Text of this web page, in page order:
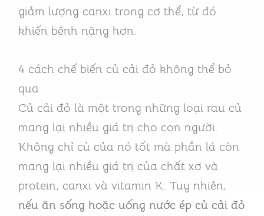
giảm lượng canxi trong cơ thể, từ đó
khiến bệnh nặng hơn.
4 cách chế biến củ cải đỏ không thể bỏ
qua
Củ cải đỏ là một trong những loại rau củ
mang lại nhiều giá trị cho con người.
Không chỉ củ của nó tốt mà phần lá còn
mang lại nhiều giá trị của chất xơ và
protein, canxi và vitamin K. Tuy nhiên,
nếu ăn sống hoặc uống nước ép củ cải đỏ